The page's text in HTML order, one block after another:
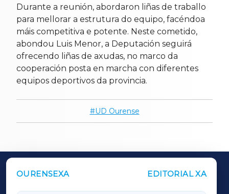
Durante a reunión, abordaron liñas de traballo
para mellorar a estrutura do equipo, facéndoa
máis competitiva e potente. Neste cometido,
abondou Luis Menor, a Deputación seguirá
ofrecendo liñas de axudas, no marco da
cooperación posta en marcha con diferentes
equipos deportivos da provincia.
UD Ourense
OURENSEXA EDITORIAL XA
OUTROS PERIÓDICOS